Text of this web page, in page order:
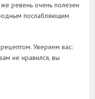
ревень очень полезен
послабляющим
Уверяем вас:
не нравился, вы